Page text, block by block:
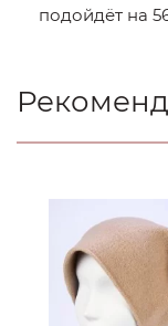
подойдёт на